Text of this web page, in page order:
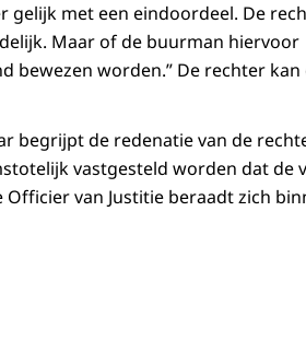
met een eindoordeel. De
Maar of de buurman hiervoor
bewezen worden.” De rechter kan
begrijpt de redenatie van de
vastgesteld worden dat de
van Justitie beraadt zich